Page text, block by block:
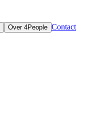
Over 4People Contact